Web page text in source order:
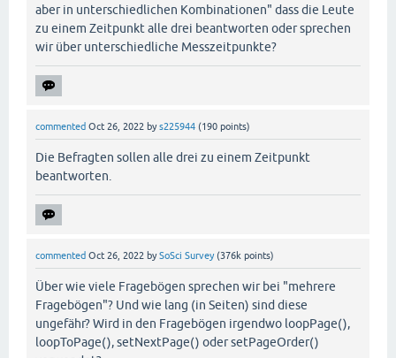
aber in unterschiedlichen Kombinationen" dass die Leute
zu einem Zeitpunkt alle drei beantworten oder sprechen
wir über unterschiedliche Messzeitpunkte?
commented Oct 26, 2022 bys225944 (190 points)
Die Befragten sollen alle drei zu einem Zeitpunkt
beantworten.
commented Oct 26, 2022 bySoSci Survey (376k points)
Über wie viele Fragebögen sprechen wir bei "mehrere
Fragebögen"? Und wie lang (in Seiten) sind diese
ungefähr? Wird in den Fragebögen irgendwo loopPage(),
loopToPage(), setNextPage() oder setPageOrder()